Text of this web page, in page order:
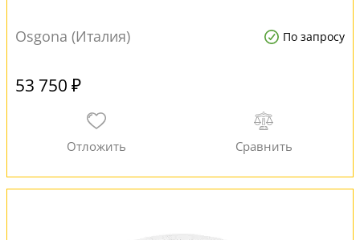
Osgona (Италия) По запросу
53 750 ₽